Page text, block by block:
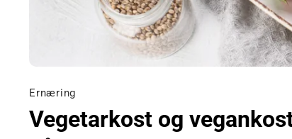
Ernæring
Vegetarkost og